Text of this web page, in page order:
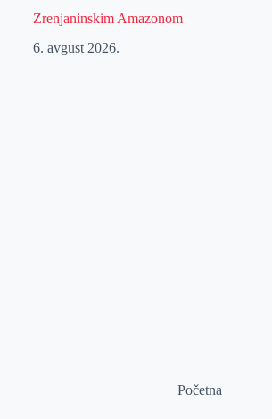
Zrenjaninskim Amazonom
6. avgust 2026.
Početna